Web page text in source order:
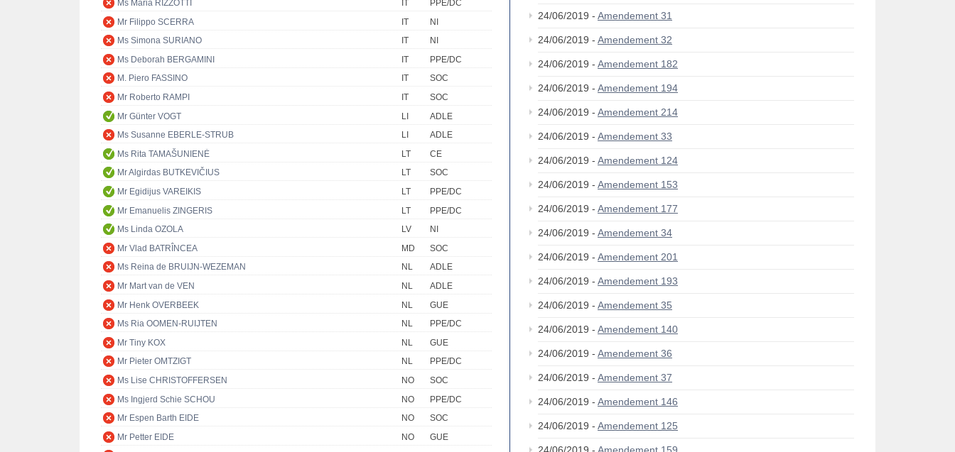
Ms Maria RIZZOTTI
IT
PPE/DC
Mr Filippo SCERRA
IT
NI
Ms Simona SURIANO
IT
NI
Ms Deborah BERGAMINI
IT
PPE/DC
M. Piero FASSINO
IT
SOC
Mr Roberto RAMPI
IT
SOC
Mr Günter VOGT
LI
ADLE
Ms Susanne EBERLE-STRUB
LI
ADLE
Ms Rita TAMAŠUNIENĖ
LT
CE
Mr Algirdas BUTKEVIČIUS
LT
SOC
Mr Egidijus VAREIKIS
LT
PPE/DC
Mr Emanuelis ZINGERIS
LT
PPE/DC
Ms Linda OZOLA
LV
NI
Mr Vlad BATRÎNCEA
MD
SOC
Ms Reina de BRUIJN-WEZEMAN
NL
ADLE
Mr Mart van de VEN
NL
ADLE
Mr Henk OVERBEEK
NL
GUE
Ms Ria OOMEN-RUIJTEN
NL
PPE/DC
Mr Tiny KOX
NL
GUE
Mr Pieter OMTZIGT
NL
PPE/DC
Ms Lise CHRISTOFFERSEN
NO
SOC
Ms Ingjerd Schie SCHOU
NO
PPE/DC
Mr Espen Barth EIDE
NO
SOC
Mr Petter EIDE
NO
GUE
24/06/2019 - Amendement 31
24/06/2019 - Amendement 32
24/06/2019 - Amendement 182
24/06/2019 - Amendement 194
24/06/2019 - Amendement 214
24/06/2019 - Amendement 33
24/06/2019 - Amendement 124
24/06/2019 - Amendement 153
24/06/2019 - Amendement 177
24/06/2019 - Amendement 34
24/06/2019 - Amendement 201
24/06/2019 - Amendement 193
24/06/2019 - Amendement 35
24/06/2019 - Amendement 140
24/06/2019 - Amendement 36
24/06/2019 - Amendement 37
24/06/2019 - Amendement 146
24/06/2019 - Amendement 125